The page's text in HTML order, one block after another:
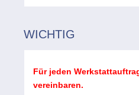
WICHTIG
Für jeden
vereinbaren.